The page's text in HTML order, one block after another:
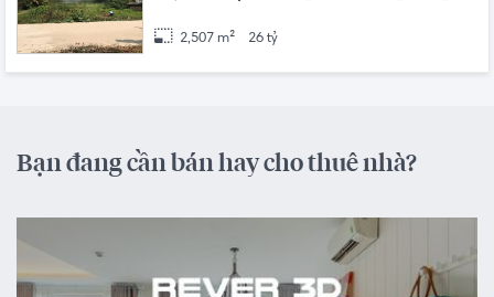
2,507 m² 26 tỷ
Bạn đang cần bán hay cho thuê nhà?